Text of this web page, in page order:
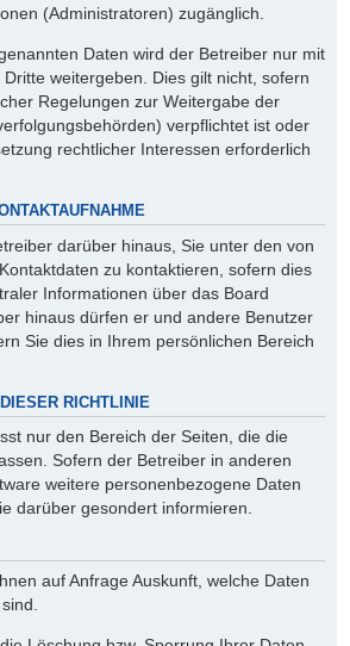
(Administratoren) zugänglich.
Daten wird der Betreiber nur mit
weitergeben. Dies gilt nicht, sofern
Regelungen zur Weitergabe der
verpflichtet ist oder
rechtlicher Interessen erforderlich
darüber hinaus, Sie unter den von
zu kontaktieren, sofern dies
Informationen über das Board
hinaus dürfen er und andere Benutzer
Sie dies in Ihrem persönlichen Bereich
RICHTLINIE
nur den Bereich der Seiten, die die
Sofern der Betreiber in anderen
weitere personenbezogene Daten
darüber gesondert informieren.
auf Anfrage Auskunft, welche Daten